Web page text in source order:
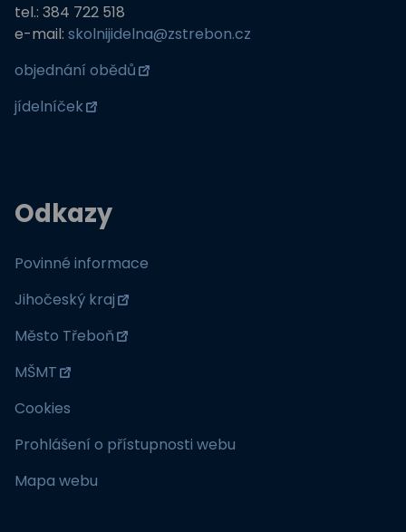
tel.: 384 722 518
e-mail: skolnijidelna@zstrebon.cz
objednání obědů
jídelníček
Odkazy
Povinné informace
Jihočeský kraj
Město Třeboň
MŠMT
Cookies
Prohlášení o přístupnosti webu
Mapa webu